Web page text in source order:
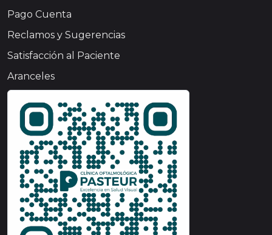
Pago Cuenta
Reclamos y Sugerencias
Satisfacción al Paciente
Aranceles